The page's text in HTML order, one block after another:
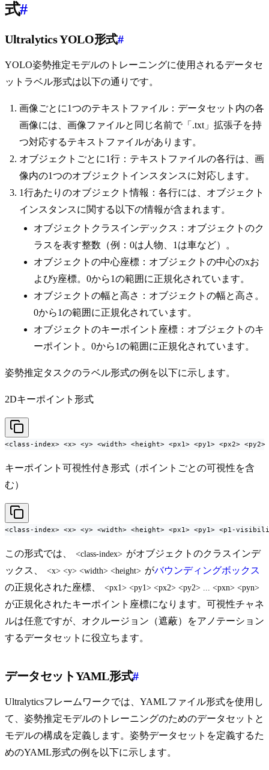
式#
Ultralytics YOLO形式#
YOLO姿勢推定モデルのトレーニングに使用されるデータセ
ットラベル形式は以下の通りです。
画像ごとに1つのテキストファイル：データセット内の各
画像には、画像ファイルと同じ名前で「.txt」拡張子を持
つ対応するテキストファイルがあります。
オブジェクトごとに1行：テキストファイルの各行は、画
像内の1つのオブジェクトインスタンスに対応します。
1行あたりのオブジェクト情報：各行には、オブジェクト
インスタンスに関する以下の情報が含まれます。
オブジェクトクラスインデックス：オブジェクトのク
ラスを表す整数（例：0は人物、1は車など）。
オブジェクトの中心座標：オブジェクトの中心のxお
よびy座標。0から1の範囲に正規化されています。
オブジェクトの幅と高さ：オブジェクトの幅と高さ。
0から1の範囲に正規化されています。
オブジェクトのキーポイント座標：オブジェクトのキ
ーポイント。0から1の範囲に正規化されています。
姿勢推定タスクのラベル形式の例を以下に示します。
2Dキーポイント形式
<class-index> <x> <y> <width> <height> <px1> <py1> <px2>
キーポイント可視性付き形式（ポイントごとの可視性を含
む）
<class-index> <x> <y> <width> <height> <px1> <py1> <p1-
この形式では、 <class-index> がオブジェクトのクラスインデ
ックス、
<x> <y> <width> <height> がバウンディングボックス
の正規化された座標、
<px1> <py1> <px2> <py2> ... <pxn> <pyn>
が正規化されたキーポイント座標になります。可視性チャネ
ルは任意ですが、オクルージョン（遮蔽）をアノテーション
するデータセットに役立ちます。
データセットYAML形式#
Ultralyticsフレームワークでは、YAMLファイル形式を使用し
て、姿勢推定モデルのトレーニングのためのデータセットと
モデルの構成を定義します。姿勢データセットを定義するた
めのYAML形式の例を以下に示します。